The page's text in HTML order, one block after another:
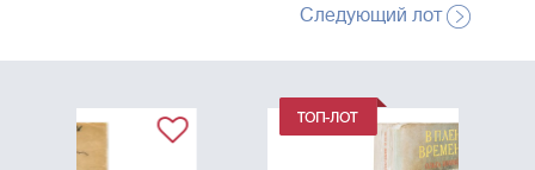
Следующий лот